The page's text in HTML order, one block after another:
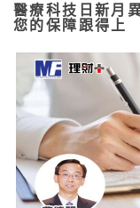
醫療科技日新月
您的保障跟得上